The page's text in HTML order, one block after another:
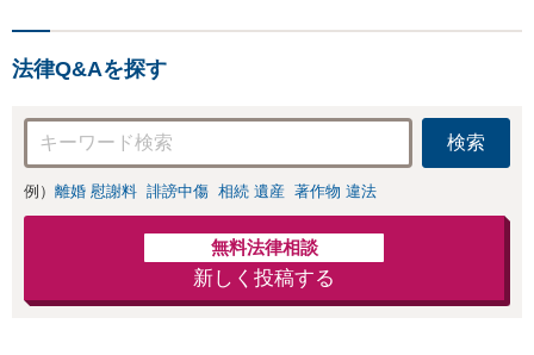
非弁護士泉義孝にご相談
法律Q&Aを探す
検索
例） 離婚 慰謝料 誹謗中傷 相続 遺産 著作物 違法
無料法律相談
新しく投稿する